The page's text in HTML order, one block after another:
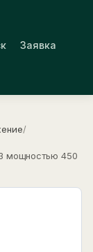
Заявка
/
мощностью 450